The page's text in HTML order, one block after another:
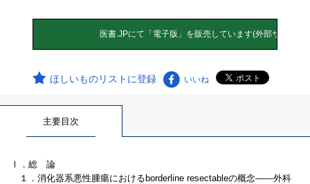
ほしいものリストに登録 いいね
主要目次
Ⅰ．総 論
１．消化器系悪性腫瘍におけるborderline resectableの概念――外科